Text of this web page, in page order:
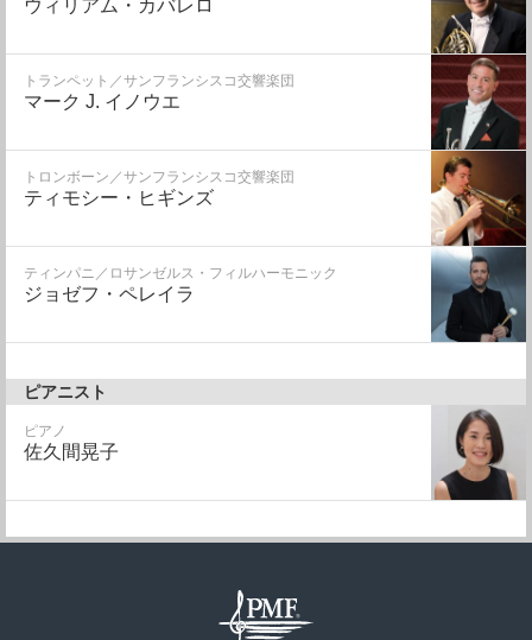
ウィリアム・カバレロ
トランペット／サンフランシスコ交響楽団
マーク J. イノウエ
トロンボーン／サンフランシスコ交響楽団
ティモシー・ヒギンズ
ティンパニ／ロサンゼルス・フィルハーモニック
ジョゼフ・ペレイラ
ピアニスト
ピアノ
佐久間晃子